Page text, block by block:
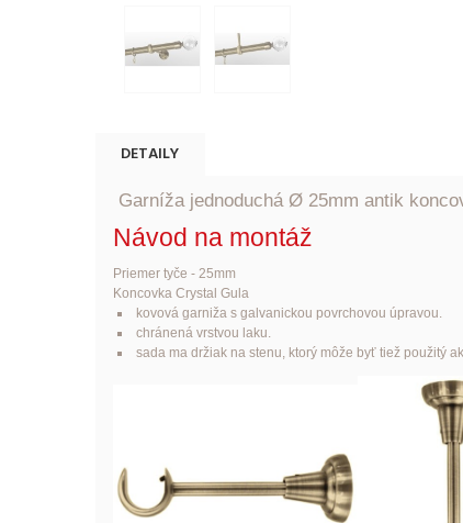
DETAILY
Garníža jednoduchá Ø 25mm antik
Návod na montáž
Priemer tyče - 25mm
Koncovka Crystal Gula
kovová garniža s galvanickou povrchovou úpravou.
chránená vrstvou laku.
sada ma držiak na stenu, ktorý môže byť tiež použitý